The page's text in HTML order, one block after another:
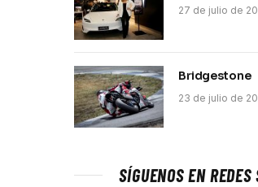
27 de julio de
Bridgestone
23 de julio de
SÍGUENOS EN REDES